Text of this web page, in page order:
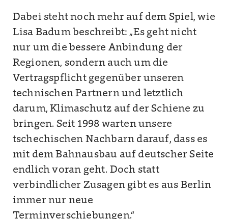
Dabei steht noch mehr auf dem Spiel, wie
Lisa Badum beschreibt: „Es geht nicht
nur um die bessere Anbindung der
Regionen, sondern auch um die
Vertragspflicht gegenüber unseren
technischen Partnern und letztlich
darum, Klimaschutz auf der Schiene zu
bringen. Seit 1998 warten unsere
tschechischen Nachbarn darauf, dass es
mit dem Bahnausbau auf deutscher Seite
endlich voran geht. Doch statt
verbindlicher Zusagen gibt es aus Berlin
immer nur neue
Terminverschiebungen.“